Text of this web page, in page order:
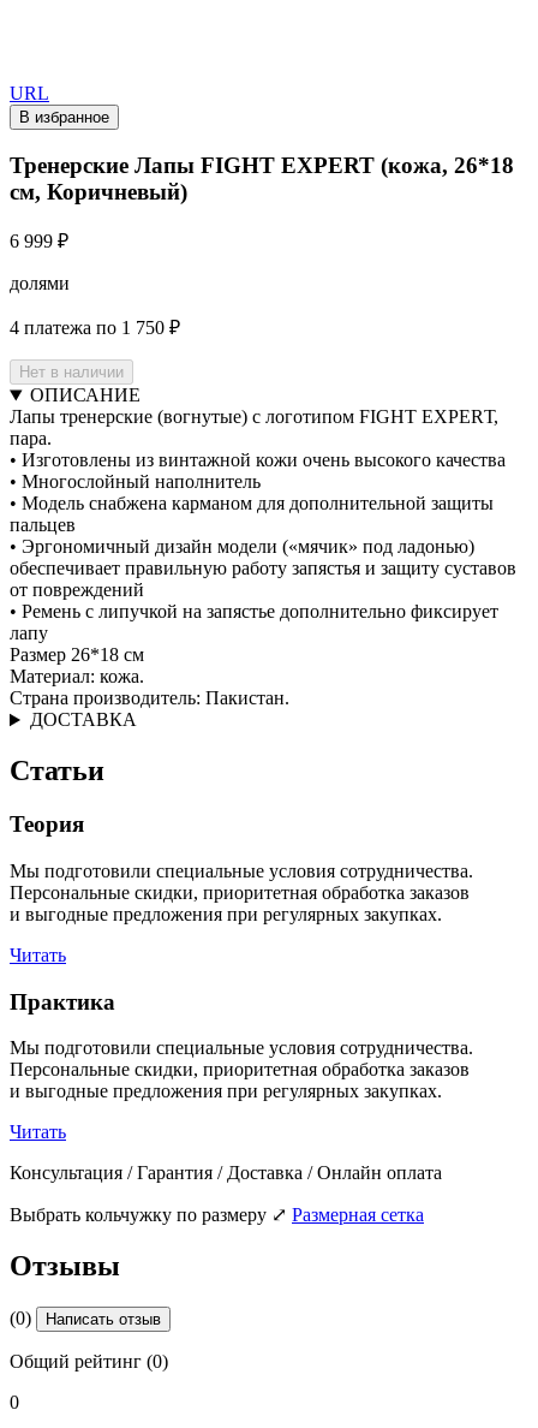
URL
В избранное
Тренерские Лапы FIGHT EXPERT (кожа, 26*18
см, Коричневый)
6 999 ₽
долями
4 платежа по 1 750 ₽
Нет в наличии
ОПИСАНИЕ
Лапы тренерские (вогнутые) с логотипом FIGHT EXPERТ,
пара.
• Изготовлены из винтажной кожи очень высокого качества
• Многослойный наполнитель
• Модель снабжена карманом для дополнительной защиты
пальцев
• Эргономичный дизайн модели («мячик» под ладонью)
обеспечивает правильную работу запястья и защиту суставов
от повреждений
• Ремень с липучкой на запястье дополнительно фиксирует
лапу
Размер 26*18 см
Материал: кожа.
Страна производитель: Пакистан.
ДОСТАВКА
Статьи
Теория
Мы подготовили специальные условия сотрудничества.
Персональные скидки, приоритетная обработка заказов
и выгодные предложения при регулярных закупках.
Читать
Практика
Мы подготовили специальные условия сотрудничества.
Персональные скидки, приоритетная обработка заказов
и выгодные предложения при регулярных закупках.
Читать
Консультация / Гарантия / Доставка / Онлайн оплата
Выбрать кольчужку по размеру ⤢ Размерная сетка
Отзывы
(0) Написать отзыв
Общий рейтинг (0)
0